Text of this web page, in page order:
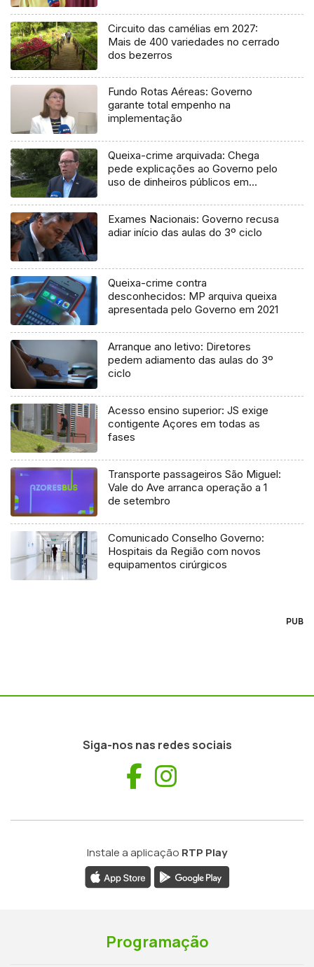
Circuito das camélias em 2027:
Mais de 400 variedades no cerrado
dos bezerros
Fundo Rotas Aéreas: Governo
garante total empenho na
implementação
Queixa-crime arquivada: Chega
pede explicações ao Governo pelo
uso de dinheiros públicos em
Exames Nacionais: Governo recusa
adiar início das aulas do 3º ciclo
Queixa-crime contra
desconhecidos: MP arquiva queixa
apresentada pelo Governo em 2021
Arranque ano letivo: Diretores
pedem adiamento das aulas do 3º
ciclo
Acesso ensino superior: JS exige
contigente Açores em todas as
fases
Transporte passageiros São Miguel:
Vale do Ave arranca operação a 1
de setembro
Comunicado Conselho Governo:
Hospitais da Região com novos
equipamentos cirúrgicos
PUB
Siga-nos nas redes sociais
Facebook
Instale a aplicação RTP Play
Programação